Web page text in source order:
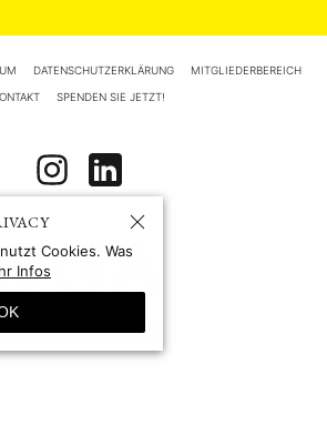
DATENSCHUTZERKLÄRUNG MITGLIEDERBEREICH
SPENDEN SIE JETZT!
Cookies. Was
Infos